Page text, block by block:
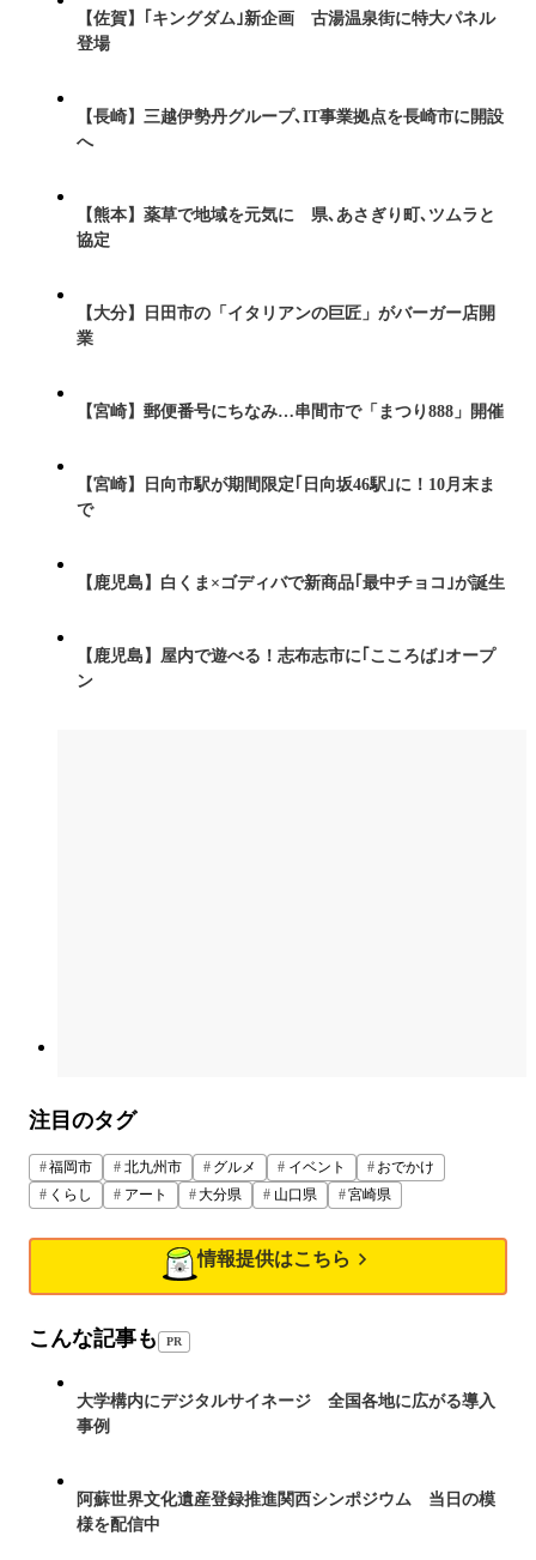
【佐賀】｢キングダム｣新企画 古湯温泉街に特大パネル
登場
【長崎】三越伊勢丹グループ､IT事業拠点を長崎市に開設
へ
【熊本】薬草で地域を元気に 県､あさぎり町､ツムラと
協定
【大分】日田市の「イタリアンの巨匠」がバーガー店開
業
【宮崎】郵便番号にちなみ…串間市で「まつり888」開催
【宮崎】日向市駅が期間限定｢日向坂46駅｣に！10月末ま
で
【鹿児島】白くま×ゴディバで新商品｢最中チョコ｣が誕生
【鹿児島】屋内で遊べる！志布志市に｢こころば｣オープ
ン
注目のタグ
福岡市 北九州市 グルメ イベント
おでかけ
くらし
アート 大分県 山口県 宮崎県
情報提供はこちら
こんな記事も PR
大学構内にデジタルサイネージ 全国各地に広がる導入
事例
阿蘇世界文化遺産登録推進関西シンポジウム 当日の模
様を配信中